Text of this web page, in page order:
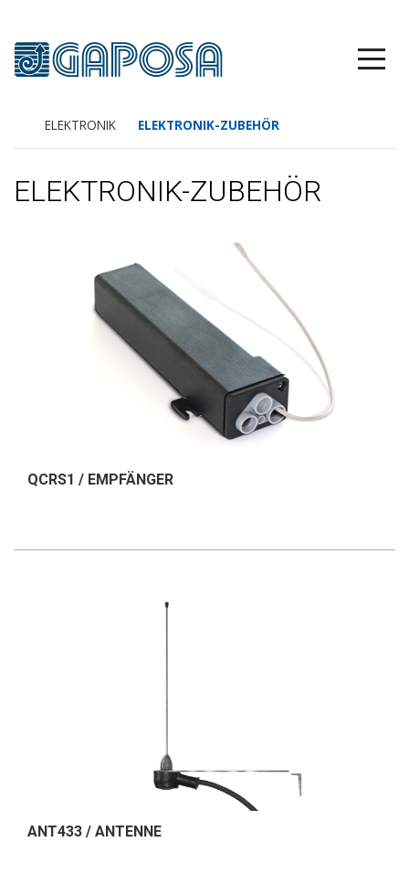
ELEKTRONIK ELEKTRONIK-ZUBEHÖR
ELEKTRONIK-ZUBEHÖR
QCRS1 / EMPFÄNGER
ANT433 / ANTENNE